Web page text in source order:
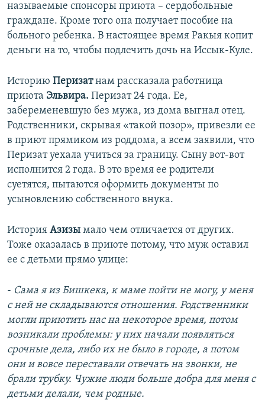
называемые спонсоры приюта – сердобольные
граждане. Кроме того она получает пособие на
больного ребенка. В настоящее время Ракыя копит
деньги на то, чтобы подлечить дочь на Иссык-Куле.
Историю Перизатнам рассказала работница
приюта Эльвира. Перизат 24 года. Ее,
забеременевшую без мужа, из дома выгнал отец.
Родственники, скрывая «такой позор», привезли ее
в приют прямиком из роддома, а всем заявили, что
Перизат уехала учиться за границу. Сыну вот-вот
исполнится 2 года. В это время ее родители
суетятся, пытаются оформить документы по
усыновлению собственного внука.
История Азизы мало чем отличается от других.
Тоже оказалась в приюте потому, что муж оставил
ее с детьми прямо улице:
- Сама я из Бишкека, к маме пойти не могу, у меня
с ней не складываются отношения. Родственники
могли приютить нас на некоторое время, потом
возникали проблемы: у них начали появляться
срочные дела, либо их не было в городе, а потом
они и вовсе переставали отвечать на звонки, не
брали трубку. Чужие люди больше добра для меня с
детьми делали, чем родные.